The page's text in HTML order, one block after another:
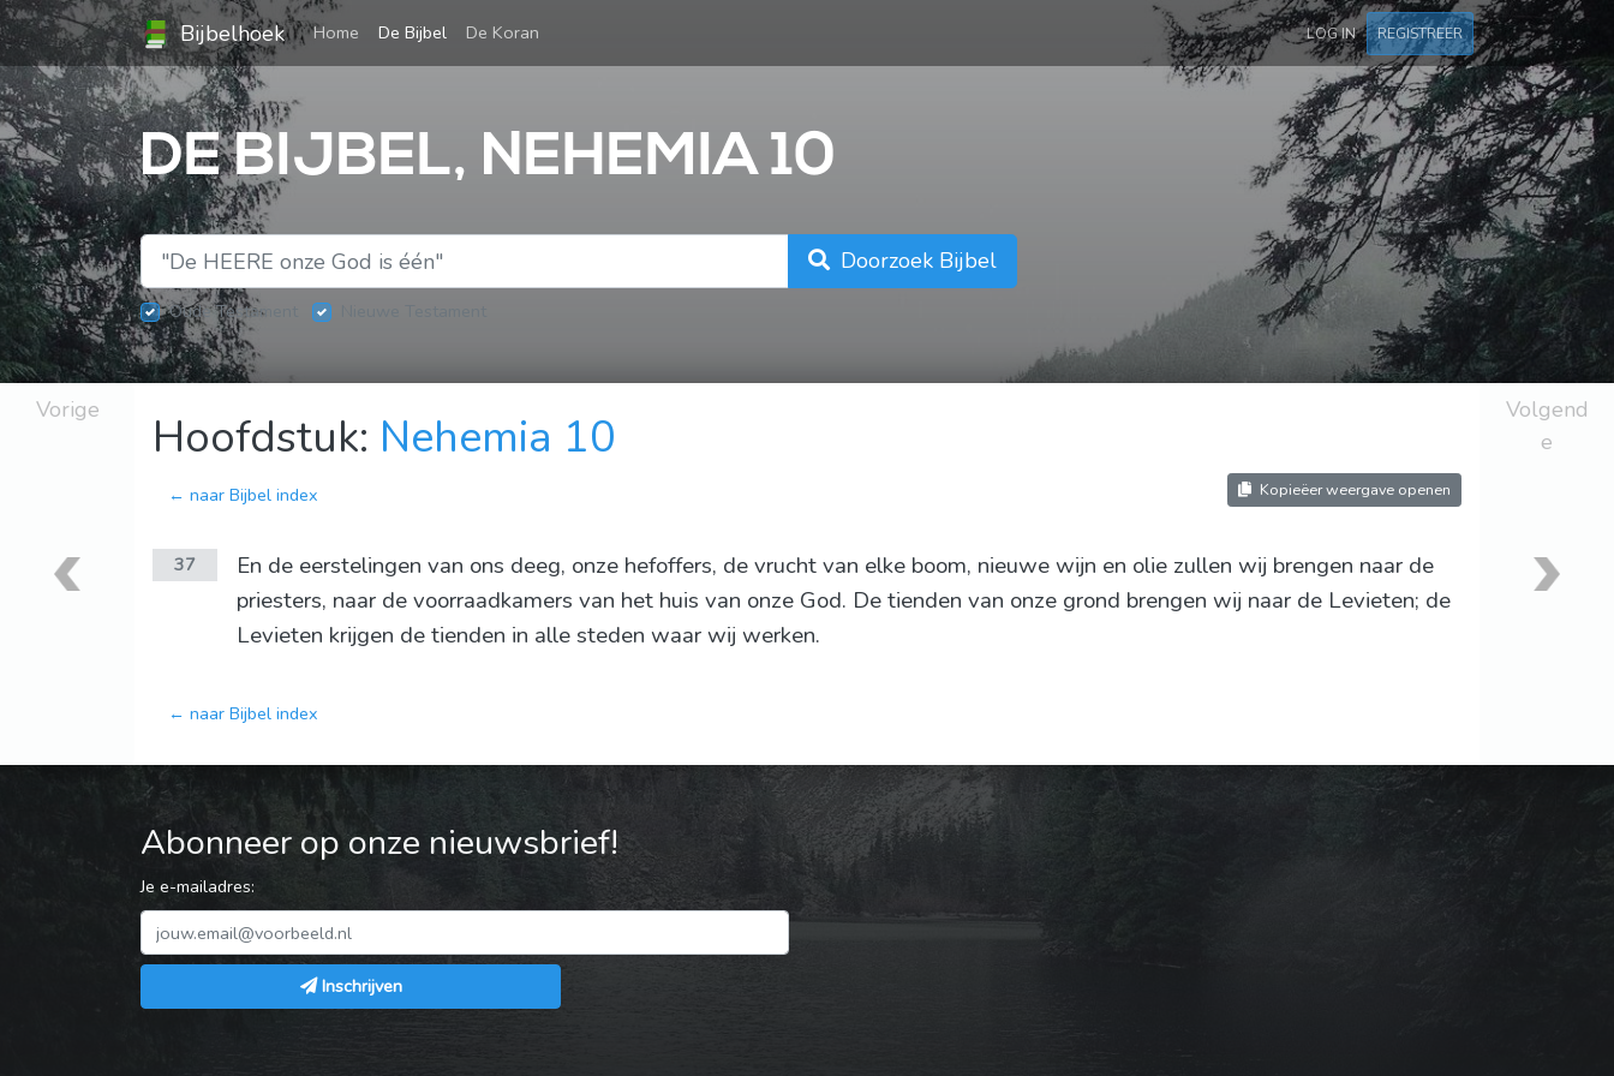
Bijbelhoek Home (current)
De Bijbel De Koran LOG IN REGISTREER
DE BIJBEL, NEHEMIA 10
Doorzoek Bijbel
Oude Testament
Vorige Hoofdstuk: Nehemia 10
← naar Bijbel index Kopieëer weergave openen
37
En de eerstelingen van ons deeg, onze hefoffers, de vrucht van elke boom, nieuwe wijn en olie zullen wij brengen naar de
priesters, naar de voorraadkamers van het huis van onze God. De tienden van onze grond brengen wij naar de Levieten; de
Levieten krijgen de tienden in alle steden waar wij werken.
← naar Bijbel index
Volgend
e
Abonneer op onze nieuwsbrief!
Je e-mailadres:
Inschrijven